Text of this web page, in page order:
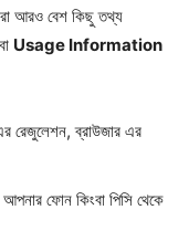
আরও বেশ কিছু তথ্য
Usage Information
রেজুলেশন, ব্রাউজার এর
ফোন কিংবা পিসি থেকে